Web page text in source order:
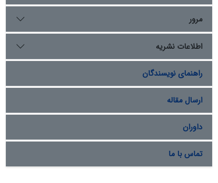
مرور
اطلاعات نشریه
راهنمای نویسندگان
ارسال مقاله
داوران
تماس با ما